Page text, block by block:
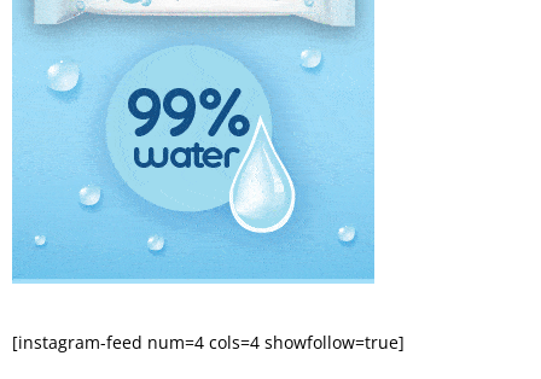
[instagram-feed num=4 cols=4 showfollow=true]